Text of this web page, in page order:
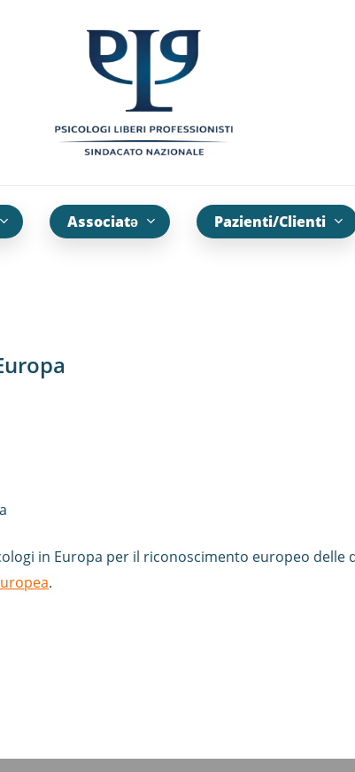
Associatə Pazienti/Clienti
in Europa per il riconoscimento europeo delle
.